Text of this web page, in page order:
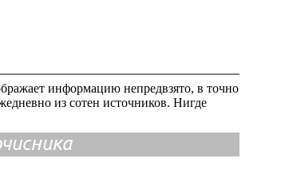
информацию непредвзято, в точно
из сотен источников. Нигде